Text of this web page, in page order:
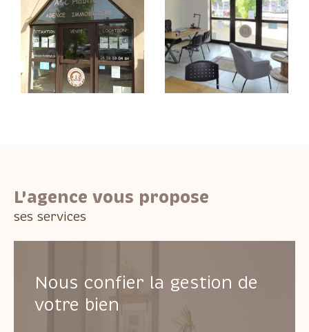
L'agence vous propose
ses services
Nous confier la gestion de
votre bien